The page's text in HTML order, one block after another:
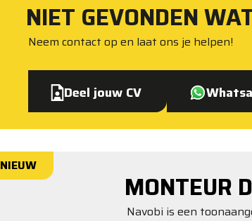
NIET GEVONDEN
Neem contact op en laat ons je helpen!
Deel jouw CV
NIEUW
MONTEUR
Navobi is een